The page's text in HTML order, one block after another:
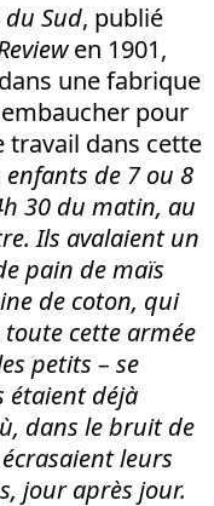
Sud, publié
en 1901,
une fabrique
pour
dans cette
enfants de 7 ou 8
30 du matin, au
Ils avalaient un
pain de maïs
de coton, qui
cette armée
petits – se
étaient déjà
dans le bruit de
leurs
jour après jour.